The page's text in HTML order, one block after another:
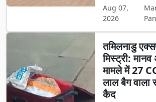
Aug 07,
2026
तमिलनाडु
मिस्ट्री:
मामले में 27
लाल बैग वाला
कैद